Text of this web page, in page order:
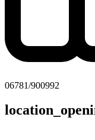
06781/900992